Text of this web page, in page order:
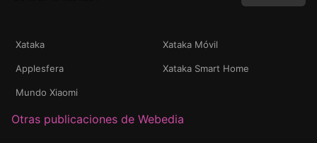
Xataka Xataka Móvil
Applesfera Xataka Smart Home
Mundo Xiaomi
Otras publicaciones de Webedia